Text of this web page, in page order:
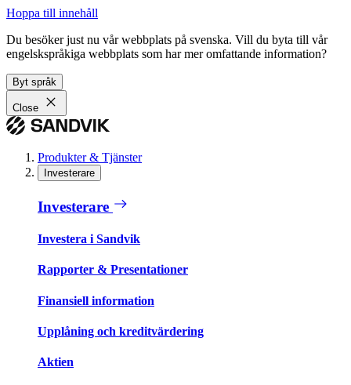
Hoppa till innehåll
Du besöker just nu vår webbplats på svenska. Vill du byta till vår
engelskspråkiga webbplats som har mer omfattande information?
Byt språk
Close
Produkter & Tjänster
Investerare
Investerare
Investera i Sandvik
Rapporter & Presentationer
Finansiell information
Upplåning och kreditvärdering
Aktien